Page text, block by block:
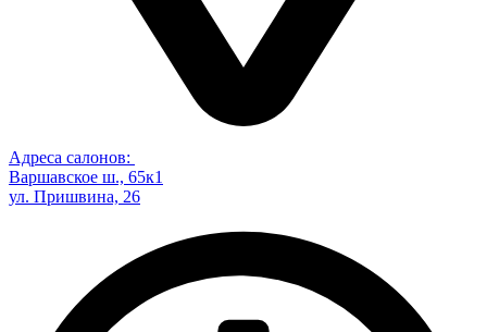
Адреса салонов:
Варшавское ш., 65к1
ул. Пришвина, 26